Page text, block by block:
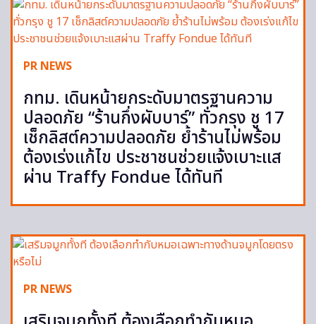
PR NEWS
กทม. เดินหน้ายกระดับมาตรฐานความ
ปลอดภัย “ร้านกึ่งผับบาร์” ทั่วกรุง ชู 17
เช็กลิสต์ความปลอดภัย ย้ำร้านไม่พร้อม
ต้องเร่งแก้ไข ประชาชนช่วยแจ้งเบาะแส
ผ่าน Traffy Fondue ได้ทันที
PR NEWS